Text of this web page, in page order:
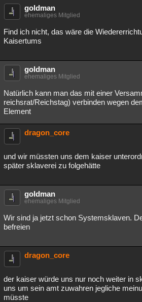
weitere Rubriken
Philosophie Träume
Astronomie
Musik Clash Verbesserungen
Übersichten
Besucht Teilgenommen Alle
Lesenswert
goldman
ehemaliges Mitglied
Find ich nicht, das wäre die
Kaisertums
goldman
ehemaliges Mitglied
Natürlich kann man das mit einer
reichsrat/Reichstag) verbinden wegen
Element
dragon_core
und wir müssten uns dem kaiser
später sklaverei zu folgehätte
goldman
ehemaliges Mitglied
Wir sind ja jetzt schon Systemsklaven.
befreien
dragon_core
der kaiser würde uns nur noch weiter in
uns um sein amt zuwahren jegliche
müsste